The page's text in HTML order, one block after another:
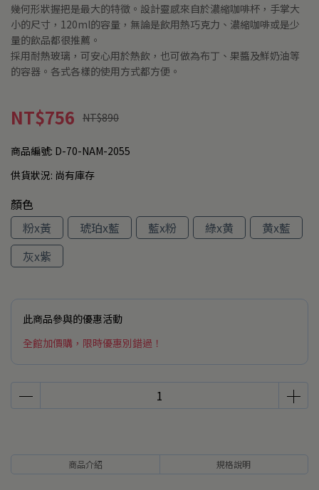
幾何形狀握把是最大的特徵。設計靈感來自於濃縮咖啡杯，手掌大
小的尺寸，120ml的容量，無論是飲用熱巧克力、濃縮咖啡或是少
量的飲品都很推薦。
採用耐熱玻璃，可安心用於熱飲，也可做為布丁、果醬及鮮奶油等
的容器。各式各樣的使用方式都方便。
NT$756 NT$890
商品編號: D-70-NAM-2055
供貨狀況: 尚有庫存
顏色
粉x黃
琥珀x藍 藍x粉 綠x黄
黄x藍
灰x紫
此商品參與的優惠活動
全館加價購，限時優惠別錯過！
商品介紹 規格說明